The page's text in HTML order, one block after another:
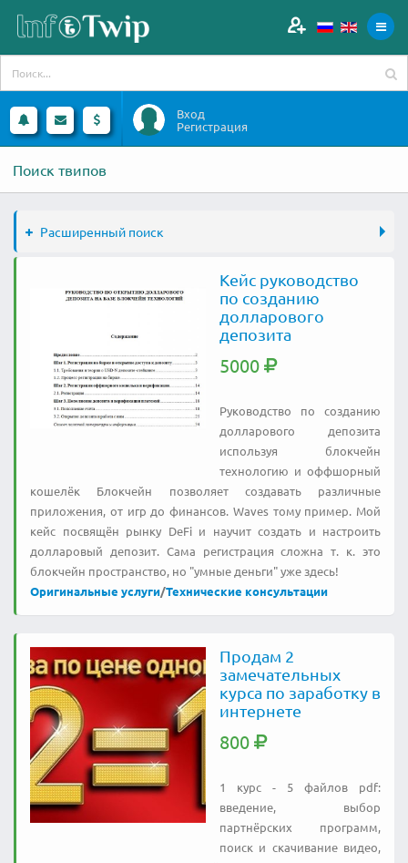
Вход
Регистрация
Поиск твипов
Расширенный поиск
Кейс руководство
по созданию
долларового
депозита
5000
Руководство по созданию
долларового депозита
используя блокчейн
технологию и оффшорный
кошелёк Блокчейн позволяет создавать различные
приложения, от игр до финансов. Waves тому пример. Мой
кейс посвящён рынку DeFi и научит создать и настроить
долларовый депозит. Сама регистрация сложна т. к. это
блокчейн пространство, но "умные деньги" уже здесь!
Оригинальные услуги/Технические консультации
Продам 2
замечательных
курса по заработку в
интернете
800
1 курс - 5 файлов pdf:
введение, выбор
партнёрских программ,
поиск и скачивание видео,